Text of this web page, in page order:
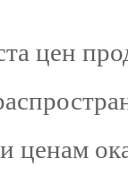
цен
ценам